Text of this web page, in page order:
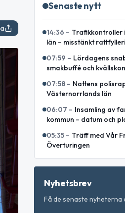
Senaste nytt
14:36 – Trafikkontroller
län – misstänkt
07:59 – Lördagens
smakbuffé och
07:58 – Nattens
Västernorrlands län
06:07 – Insamling av
kommun – datum och
05:35 – Träff med Vår
Överturingen
Nyhetsbrev
Få de senaste nyheterna